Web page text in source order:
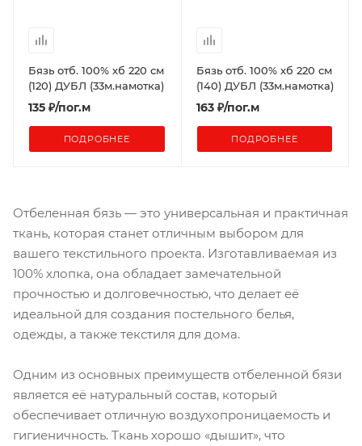
Бязь отб. 100% хб 220 см
(120) ДУБЛ (33м.намотка)
135 ₽/пог.м
ПОДРОБНЕЕ
Бязь отб. 100% хб 220 см
(140) ДУБЛ (33м.намотка)
163₽/пог.м
ПОДРОБНЕЕ
Отбеленная бязь — это универсальная и практичная
ткань, которая станет отличным выбором для
вашего текстильного проекта. Изготавливаемая из
100% хлопка, она обладает замечательной
прочностью и долговечностью, что делает её
идеальной для создания постельного белья,
одежды, а также текстиля для дома.
Одним из основных преимуществ отбеленной бязи
является её натуральный состав, который
обеспечивает отличную воздухопроницаемость и
гигиеничность. Ткань хорошо «дышит», что